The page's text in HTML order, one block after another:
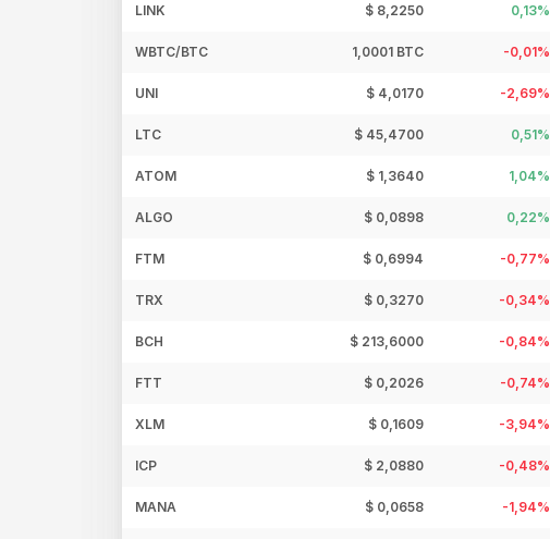
LINK $ 8,2250 0,13%
WBTC/BTC 1,0001 BTC -0,01%
UNI $ 4,0170 -2,69%
LTC $ 45,4700 0,51%
ATOM $ 1,3640 1,04%
ALGO $ 0,0898 0,22%
FTM $ 0,6994 -0,77%
TRX $ 0,3270 -0,34%
BCH $ 213,6000 -0,84%
FTT $ 0,2026 -0,74%
XLM $ 0,1609 -3,94%
ICP $ 2,0880 -0,48%
MANA $ 0,0658 -1,94%